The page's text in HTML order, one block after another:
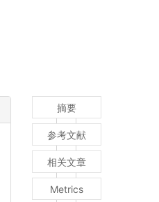
摘要
参考文献
相关文章
Metrics